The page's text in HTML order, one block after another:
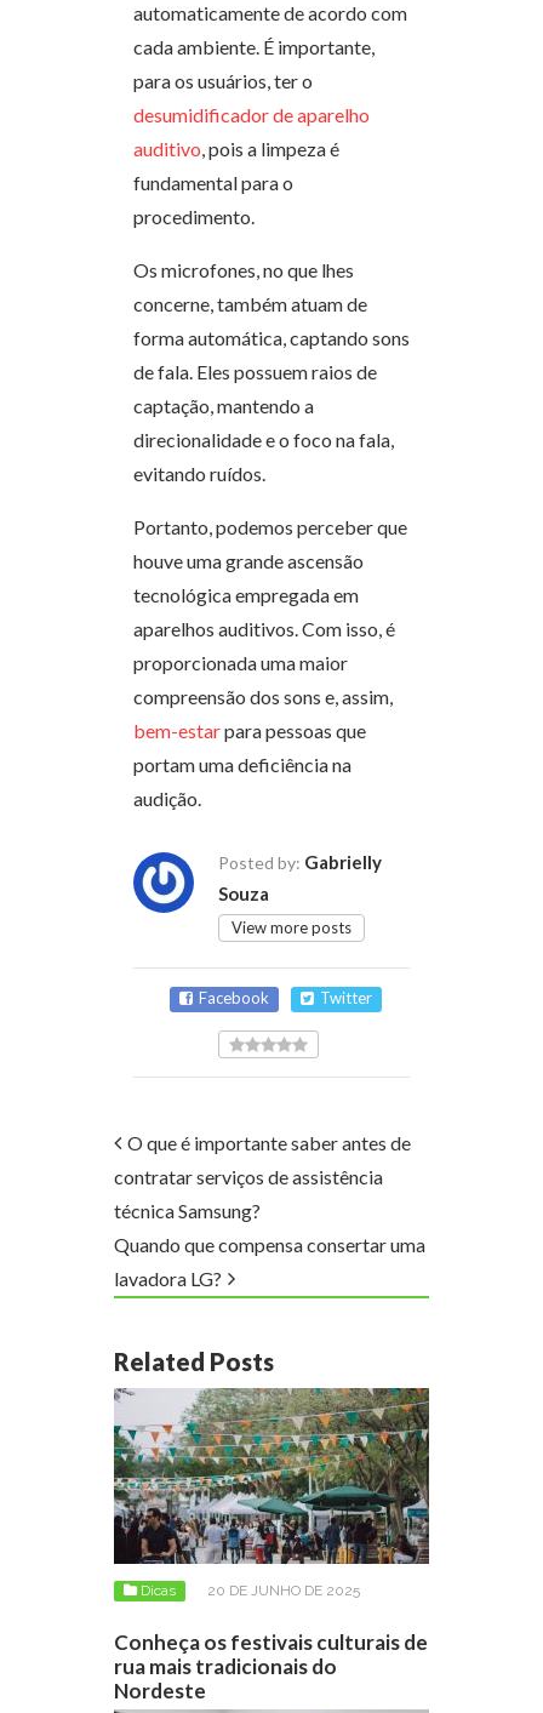
automaticamente de acordo com
cada ambiente. É importante,
para os usuários, ter o
desumidificador de aparelho
auditivo, pois a limpeza é
fundamental para o
procedimento.
Os microfones, no que lhes
concerne, também atuam de
forma automática, captando sons
de fala. Eles possuem raios de
captação, mantendo a
direcionalidade e o foco na fala,
evitando ruídos.
Portanto, podemos perceber que
houve uma grande ascensão
tecnológica empregada em
aparelhos auditivos. Com isso, é
proporcionada uma maior
compreensão dos sons e, assim,
bem-estarpara pessoas que
portam uma deficiência na
audição.
Posted by: Gabrielly
Souza
View more posts
Facebook Twitter
O que é importante saber antes de
contratar serviços de assistência
técnica Samsung?
Quando que compensa consertar uma
lavadora LG?
Related Posts
Dicas 20 DE JUNHO DE 2025
Conheça os festivais culturais de
rua mais tradicionais do
Nordeste